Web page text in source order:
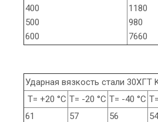
400
500
600
1180
980
7660
Ударная вязкость стали 30ХГТ
Т= +20 °С Т= -20 °С Т= -40 °С
61
57 56 54